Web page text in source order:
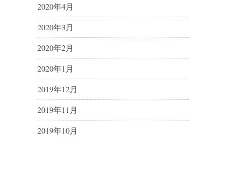
2020年4月
2020年3月
2020年2月
2020年1月
2019年12月
2019年11月
2019年10月